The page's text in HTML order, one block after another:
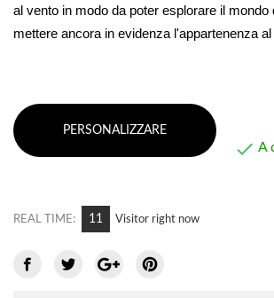
al vento in modo da poter esplorare il mondo
mettere ancora in evidenza l'appartenenza al
PERSONALIZZARE
 A
REAL TIME: 6 Visitor right now